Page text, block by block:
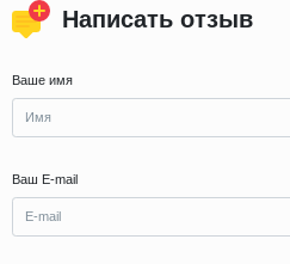
Написать отзыв
Ваше имя
Ваш E-mail